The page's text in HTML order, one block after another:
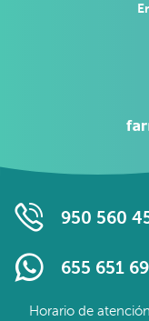
950 560
655 651
Horario de